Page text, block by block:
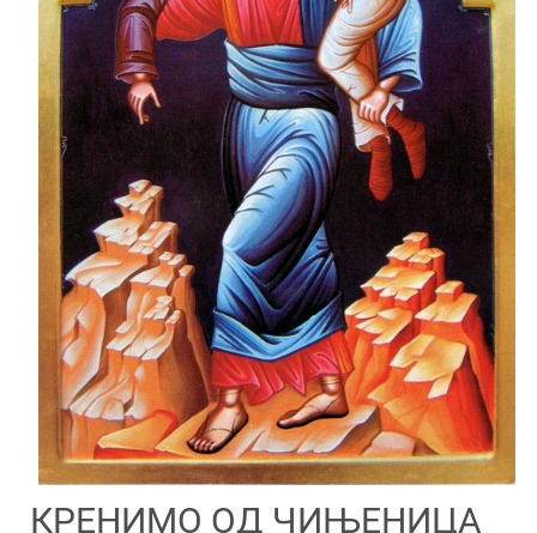
КРЕНИМО ОД ЧИЊЕНИЦА